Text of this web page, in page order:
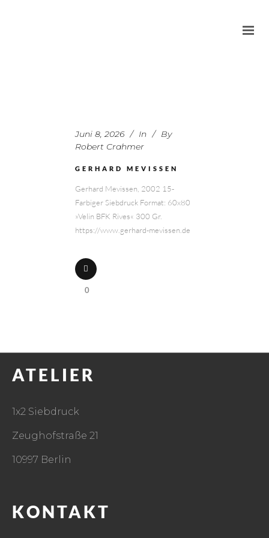
Juni 8, 2026 In
By
Robert Crahmer
GERHARD MEVISSEN
Gerhard Mevissen, 2002 15-
Farbiger Siebdruck Format: 60x80
»Velin BFK Rives« 300 Gr.
https://www.gerhard-mevissen.de
0
ATELIER
1x2 Siebdruck
Zeughofstraße 21
10997 Berlin
KONTAKT